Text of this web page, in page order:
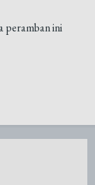
peramban ini